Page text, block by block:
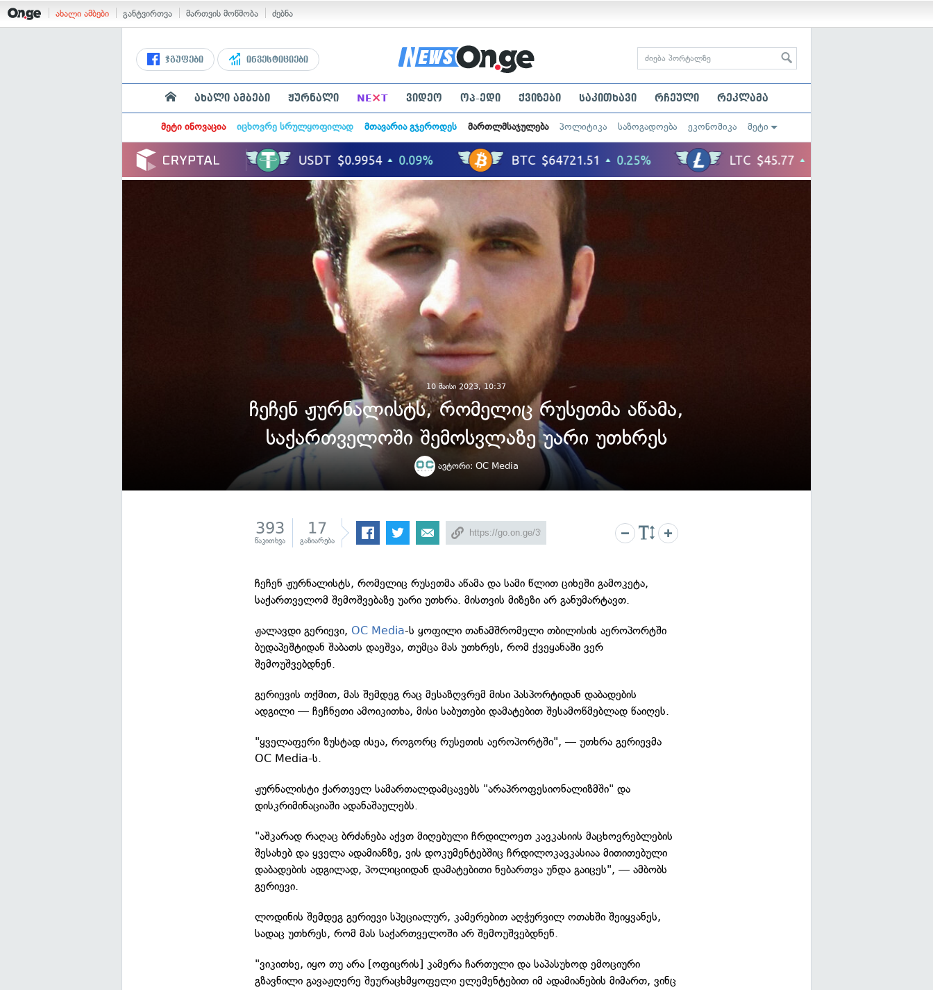
ახალი ამბები განტვირთვა მართვის მოწმობა ძებნა
ჯგუფები ინვესტიციები
ახალი ამბები ჟურნალი NE×T ვიდეო ოპ-ედი ქვიზები საკითხავი რჩეული რეკლამა
მეტი ინოვაცია იცხოვრე სრულყოფილად მთავარია გჯეროდეს მართლმსაჯულება პოლიტიკა საზოგადოება ეკონომიკა მეტი
10 მაისი 2023, 10:37
ჩეჩენ ჟურნალისტს, რომელიც რუსეთმა აწამა,
საქართველოში შემოსვლაზე უარი უთხრეს
ავტორი: OC Media
393
წაკითხვა
17
გაზიარება
ჩეჩენ ჟურნალისტს, რომელიც რუსეთმა აწამა და სამი წლით ციხეში გამოკეტა,
საქართველომ შემოშვებაზე უარი უთხრა. მისთვის მიზეზი არ განუმარტავთ.
ჟალავდი გერიევი, OC Media-ს ყოფილი თანამშრომელი თბილისის აეროპორტში
ბუდაპეშტიდან შაბათს დაეშვა, თუმცა მას უთხრეს, რომ ქვეყანაში ვერ
შემოუშვებდნენ.
გერიევის თქმით, მას შემდეგ რაც მესაზღვრემ მისი პასპორტიდან დაბადების
ადგილი — ჩეჩნეთი ამოიკითხა, მისი საბუთები დამატებით შესამოწმებლად წაიღეს.
"ყველაფერი ზუსტად ისეა, როგორც რუსეთის აეროპორტში", — უთხრა გერიევმა
OC Media-ს.
ჟურნალისტი ქართველ სამართალდამცავებს "არაპროფესიონალიზმში" და
დისკრიმინაციაში ადანაშაულებს.
"აშკარად რაღაც ბრძანება აქვთ მიღებული ჩრდილოეთ კავკასიის მაცხოვრებლების
შესახებ და ყველა ადამიანზე, ვის დოკუმენტებშიც ჩრდილოკავკასიაა მითითებული
დაბადების ადგილად, პოლიციიდან დამატებითი ნებართვა უნდა გაიცეს", — ამბობს
გერიევი.
ლოდინის შემდეგ გერიევი სპეციალურ, კამერებით აღჭურვილ ოთახში შეიყვანეს,
სადაც უთხრეს, რომ მას საქართველოში არ შემოუშვებდნენ.
"ვიკითხე, იყო თუ არა [ოფიცრის] კამერა ჩართული და საპასუხოდ ემოციური
გზავნილი გავაჟღერე შეურაცხმყოფელი ელემენტებით იმ ადამიანების მიმართ, ვინც